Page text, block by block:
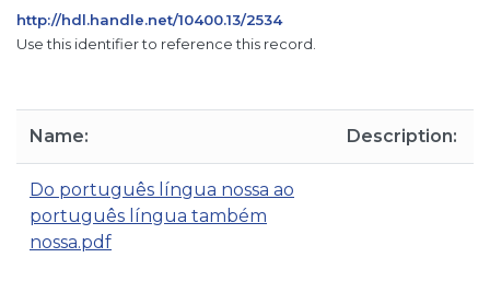
http://hdl.handle.net/10400.13/2534
Use this identifier to reference this record.
Name: Description:
Do português língua nossa ao
português língua também
nossa.pdf